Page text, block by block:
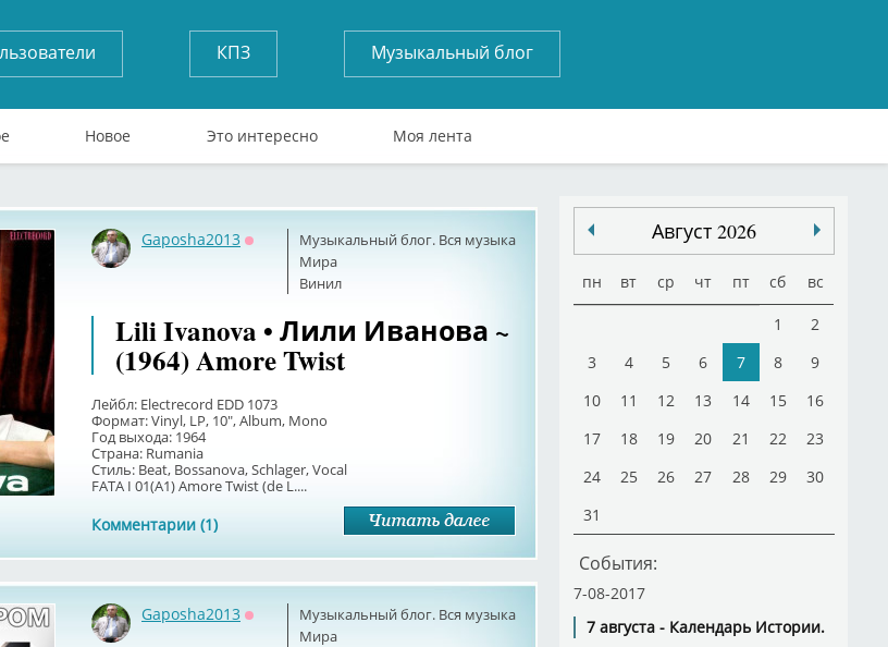
КПЗ Музыкальный блог
Новое Это интересно Моя лента
Музыкальный блог. Вся музыка
Мира
Винил
Gaposha2013
Оффлайн
Lili Ivanova • Лили Иванова ~
(1964) Amore Twist
Лейбл: Electrecord EDD 1073
Формат: Vinyl, LP, 10", Album, Mono
Год выхода: 1964
Страна: Rumania
Стиль: Beat, Bossanova, Schlager, Vocal
FATA I 01(A1) Amore Twist (de L....
Комментарии (1)
Музыкальный блог. Вся музыка
Мира
Gaposha2013
Оффлайн
Август 2026
пн вт ср чт пт сб вс
1
2
3
4 5 6 7 8
9
10
11 12 13 14 15
16
17
18 19 20 21 22
23
24
25 26 27 28 29
30
31
События:
7-08-2017
7 августа - Календарь Истории.